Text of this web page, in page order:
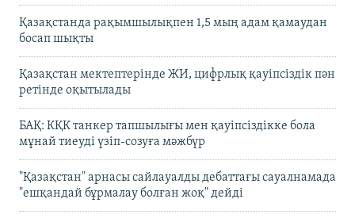
Қазақстанда рақымшылықпен 1,5 мың адам қамаудан
босап шықты
Қазақстан мектептерінде ЖИ, цифрлық қауіпсіздік пән
ретінде оқытылады
БАҚ: КҚК танкер тапшылығы мен қауіпсіздікке бола
мұнай тиеуді үзіп-созуға мәжбүр
"Қазақстан" арнасы сайлауалды дебаттағы сауалнамада
"ешқандай бұрмалау болған жоқ" дейді